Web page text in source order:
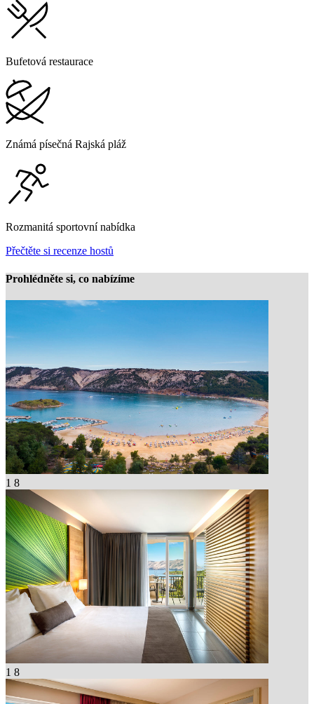
Bufetová restaurace
Známá písečná Rajská pláž
Rozmanitá sportovní nabídka
Přečtěte si recenze hostů
Prohlédněte si, co nabízíme
1 8
1 8